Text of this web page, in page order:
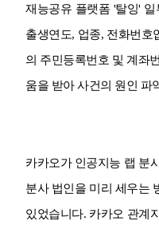
재능공유 플랫폼 '탈잉'
출생연도, 업종, 전화번
의 주민등록번호 및 계좌
움을 받아 사건의 원인 파
카카오가 인공지능 랩 분
분사 법인을 미리 세우는
있었습니다. 카카오 관계